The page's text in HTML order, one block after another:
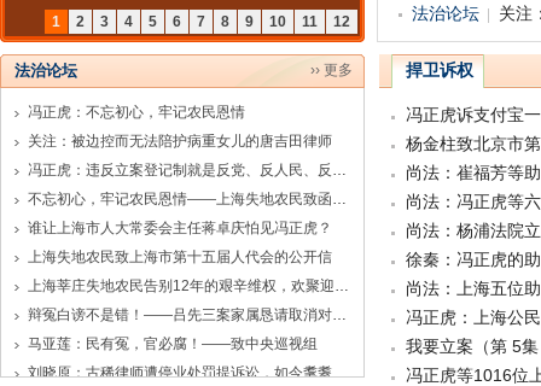
1 2 3 4 5 6 7 8 9 10 11 12
政案件系列之七
法治论坛
关注
法治论坛 ›› 更多
冯正虎：不忘初心，牢记农民恩情
关注：被边控而无法陪护病重女儿的唐吉田律师
冯正虎：违反立案登记制就是反党、反人民、反法律——致函第十三届全国人大常委会及人大代表
不忘初心，牢记农民恩情——上海失地农民致函第十三届全国人大四次会议
谁让上海市人大常委会主任蒋卓庆怕见冯正虎？
上海失地农民致上海市第十五届人代会的公开信
上海莘庄失地农民告别12年的艰辛维权，欢聚迎新协力抗争
辩冤白谤不是错！——吕先三案家属恳请取消对周泽律师的行政处罚
马亚莲：民有冤，官必腐！——致中央巡视组
刘晓原：古稀律师遭停业处罚提诉讼，如今耄耋之年了案件未判决！
捍卫诉权
冯正虎诉支付宝
杨金柱致北京市
尚法：崔福芳等
尚法：冯正虎等
尚法：杨浦法院
徐秦：冯正虎的
尚法：上海五位
冯正虎：上海公
冯正虎等1016位